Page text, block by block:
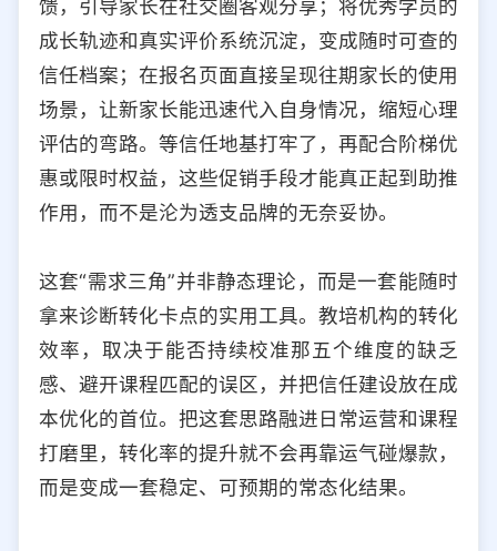
馈，引导家长在社交圈客观分享；将优秀学员的
成长轨迹和真实评价系统沉淀，变成随时可查的
信任档案；在报名页面直接呈现往期家长的使用
场景，让新家长能迅速代入自身情况，缩短心理
评估的弯路。等信任地基打牢了，再配合阶梯优
惠或限时权益，这些促销手段才能真正起到助推
作用，而不是沦为透支品牌的无奈妥协。
这套“需求三角”并非静态理论，而是一套能随时
拿来诊断转化卡点的实用工具。教培机构的转化
效率，取决于能否持续校准那五个维度的缺乏
感、避开课程匹配的误区，并把信任建设放在成
本优化的首位。把这套思路融进日常运营和课程
打磨里，转化率的提升就不会再靠运气碰爆款，
而是变成一套稳定、可预期的常态化结果。